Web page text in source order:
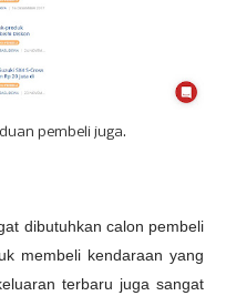
pembeli juga.
dibutuhkan calon pembeli
membeli kendaraan yang
terbaru juga sangat